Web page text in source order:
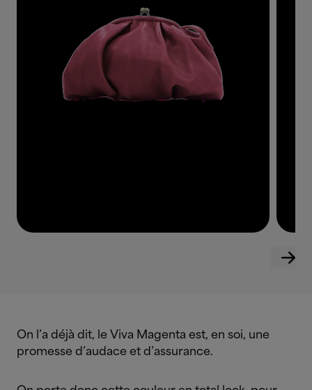
On l’a déjà dit, le Viva Magenta est, en soi, une
promesse d’audace et d’assurance.